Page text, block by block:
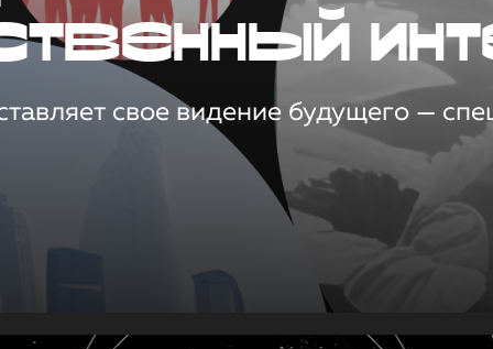
свое видение будущего —